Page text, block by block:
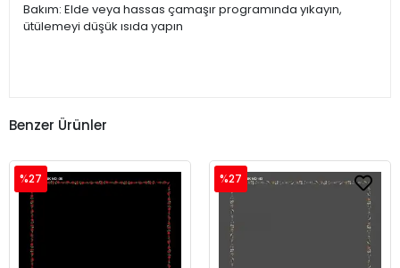
Bakım: Elde veya hassas çamaşır programında yıkayın,
ütülemeyi düşük ısıda yapın
Benzer Ürünler
%27 %27